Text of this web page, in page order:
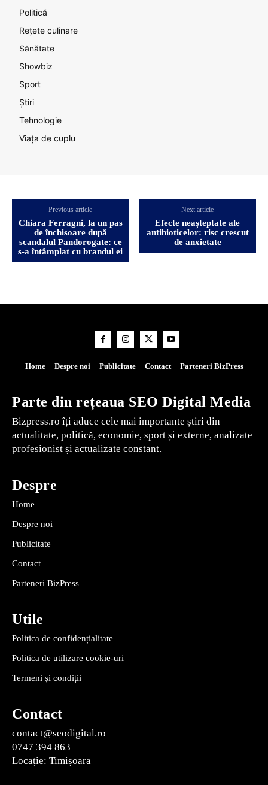
Politică
Rețete culinare
Sănătate
Showbiz
Sport
Știri
Tehnologie
Viața de cuplu
Previous article
Chiara Ferragni, la un pas
de închisoare după
scandalul Pandorogate: ce
s-a întâmplat cu brandul ei
Next article
Efecte neașteptate ale
antibioticelor: risc crescut
de anxietate
Home Despre noi Publicitate Contact Parteneri BizPress
Parte din rețeaua SEO Digital Media
Bizpress.ro îți aduce cele mai importante știri din
actualitate, politică, economie, sport și externe, analizate
profesionist și actualizate constant.
Despre
Home
Despre noi
Publicitate
Contact
Parteneri BizPress
Utile
Politica de confidențialitate
Politica de utilizare cookie-uri
Termeni și condiții
Contact
contact@seodigital.ro
0747 394 863
Locație: Timișoara